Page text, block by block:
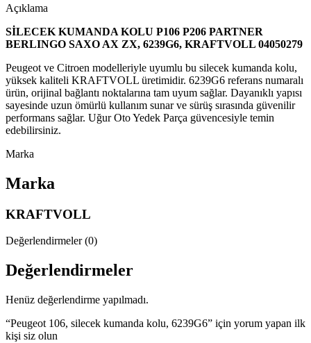
Açıklama
SİLECEK KUMANDA KOLU P106 P206 PARTNER
BERLINGO SAXO AX ZX, 6239G6, KRAFTVOLL 04050279
Peugeot ve Citroen modelleriyle uyumlu bu silecek kumanda kolu,
yüksek kaliteli KRAFTVOLL üretimidir. 6239G6 referans numaralı
ürün, orijinal bağlantı noktalarına tam uyum sağlar. Dayanıklı yapısı
sayesinde uzun ömürlü kullanım sunar ve sürüş sırasında güvenilir
performans sağlar. Uğur Oto Yedek Parça güvencesiyle temin
edebilirsiniz.
Marka
Marka
KRAFTVOLL
Değerlendirmeler (0)
Değerlendirmeler
Henüz değerlendirme yapılmadı.
“Peugeot 106, silecek kumanda kolu, 6239G6” için yorum yapan ilk
kişi siz olun